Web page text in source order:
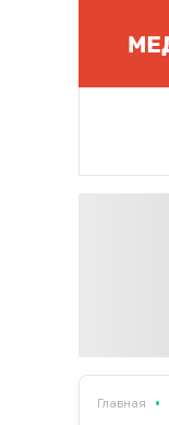
Главная •